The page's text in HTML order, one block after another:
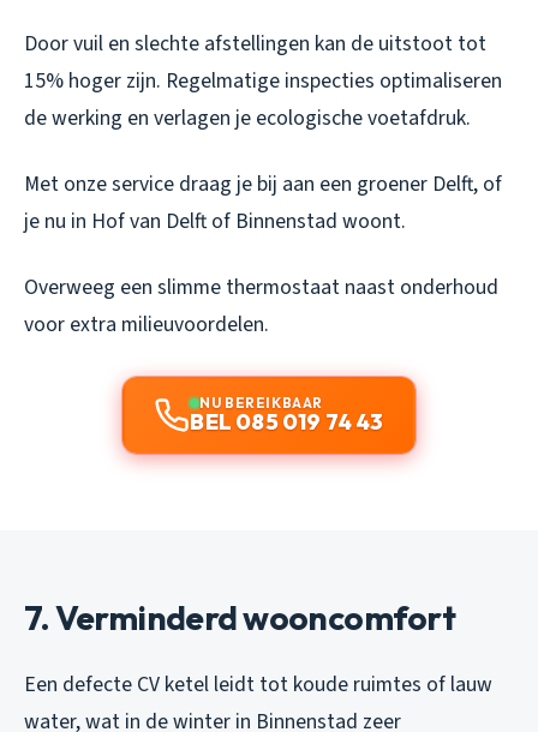
Door vuil en slechte afstellingen kan de uitstoot tot
15% hoger zijn. Regelmatige inspecties optimaliseren
de werking en verlagen je ecologische voetafdruk.
Met onze service draag je bij aan een groener Delft, of
je nu in Hof van Delft of Binnenstad woont.
Overweeg een slimme thermostaat naast onderhoud
voor extra milieuvoordelen.
NU BEREIKBAAR
BEL 085 019 74 43
7. Verminderd wooncomfort
Een defecte CV ketel leidt tot koude ruimtes of lauw
water, wat in de winter in Binnenstad zeer